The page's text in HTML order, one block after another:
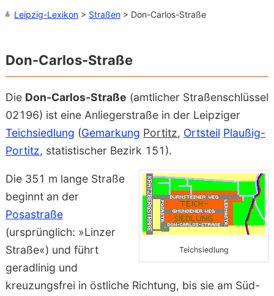
Leipzig-Lexikon> Straßen> Don-Carlos-Straße
Don-Carlos-Straße
Die Don-Carlos-Straße (amtlicher Straßenschlüssel
02196) ist eine Anliegerstraße in der Leipziger
Teichsiedlung (Gemarkung Portitz, Ortsteil Plaußig-
Portitz, statistischer Bezirk 151).
Teichsiedlung
Die 351 m lange Straße
beginnt an der
Posastraße
(ursprünglich: »Linzer
Straße«) und führt
geradlinig und
kreuzungsfrei in östliche Richtung, bis sie am Süd-